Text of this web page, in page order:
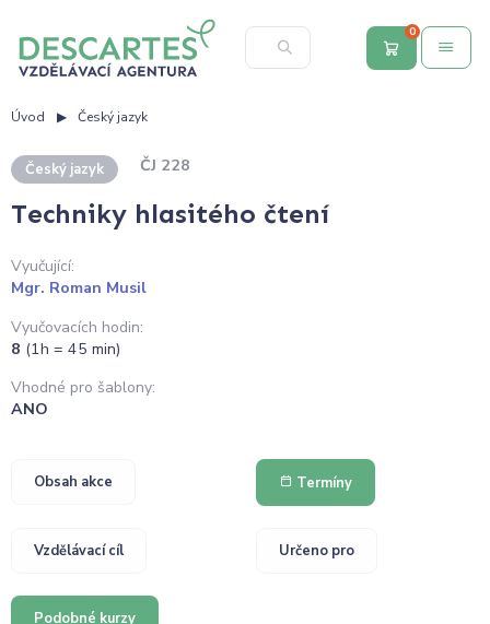
0
Úvod Český jazyk
Český jazyk ČJ 228
Techniky hlasitého čtení
Vyučující:
Mgr. Roman Musil
Vyučovacích hodin:
8 (1h = 45 min)
Vhodné pro šablony:
ANO
Obsah akce Termíny
Vzdělávací cíl Určeno pro
Podobné kurzy